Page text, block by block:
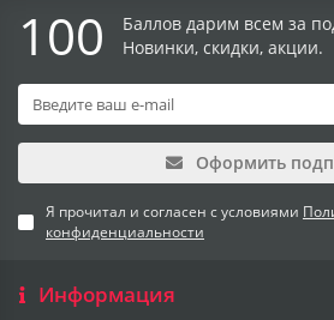
100
Баллов дарим всем за
Новинки, скидки, акции.
Оформить
Я прочитал и согласен с условиями
конфиденциальности
Информация